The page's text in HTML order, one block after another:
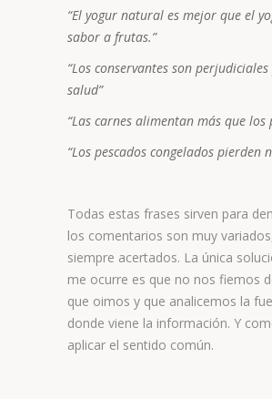
“El yogur natural es mejor que el
sabor a frutas.”
“Los conservantes son
salud”
“Las carnes alimentan más que los
“Los pescados congelados pierden
Todas estas frases sirven para
los comentarios son muy
siempre acertados. La única
me ocurre es que no nos fiemos
que oimos y que analicemos la
donde viene la información. Y
aplicar el sentido común.